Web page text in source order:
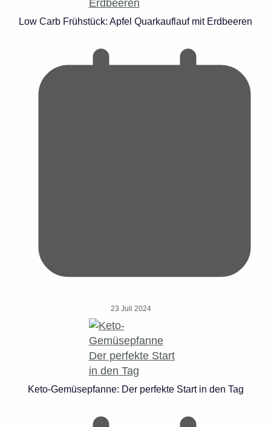
Low Carb Frühstück: Apfel Quarkauflauf mit Erdbeeren
23 Juli 2024
Keto-Gemüsepfanne: Der perfekte Start in den Tag